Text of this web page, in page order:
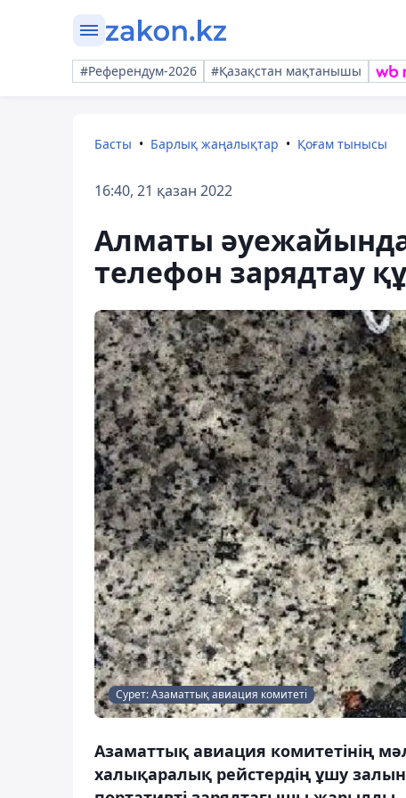
#Референдум-2026 #Қазақстан мақтанышы
Басты Барлық жаңалықтар Қоғам тынысы
16:40, 21 қазан 2022
Алматы
телефон зарядтау
Сурет: Азаматтық авиация комитеті
Азаматтық авиация комитетінің
халықаралық рейстердің ұшу